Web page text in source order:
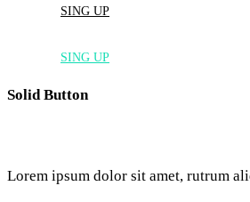
SING UP
SING UP
Solid Button
Lorem ipsum dolor sit amet, rutrum